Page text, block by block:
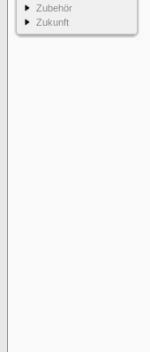
Zubehör
Zukunft